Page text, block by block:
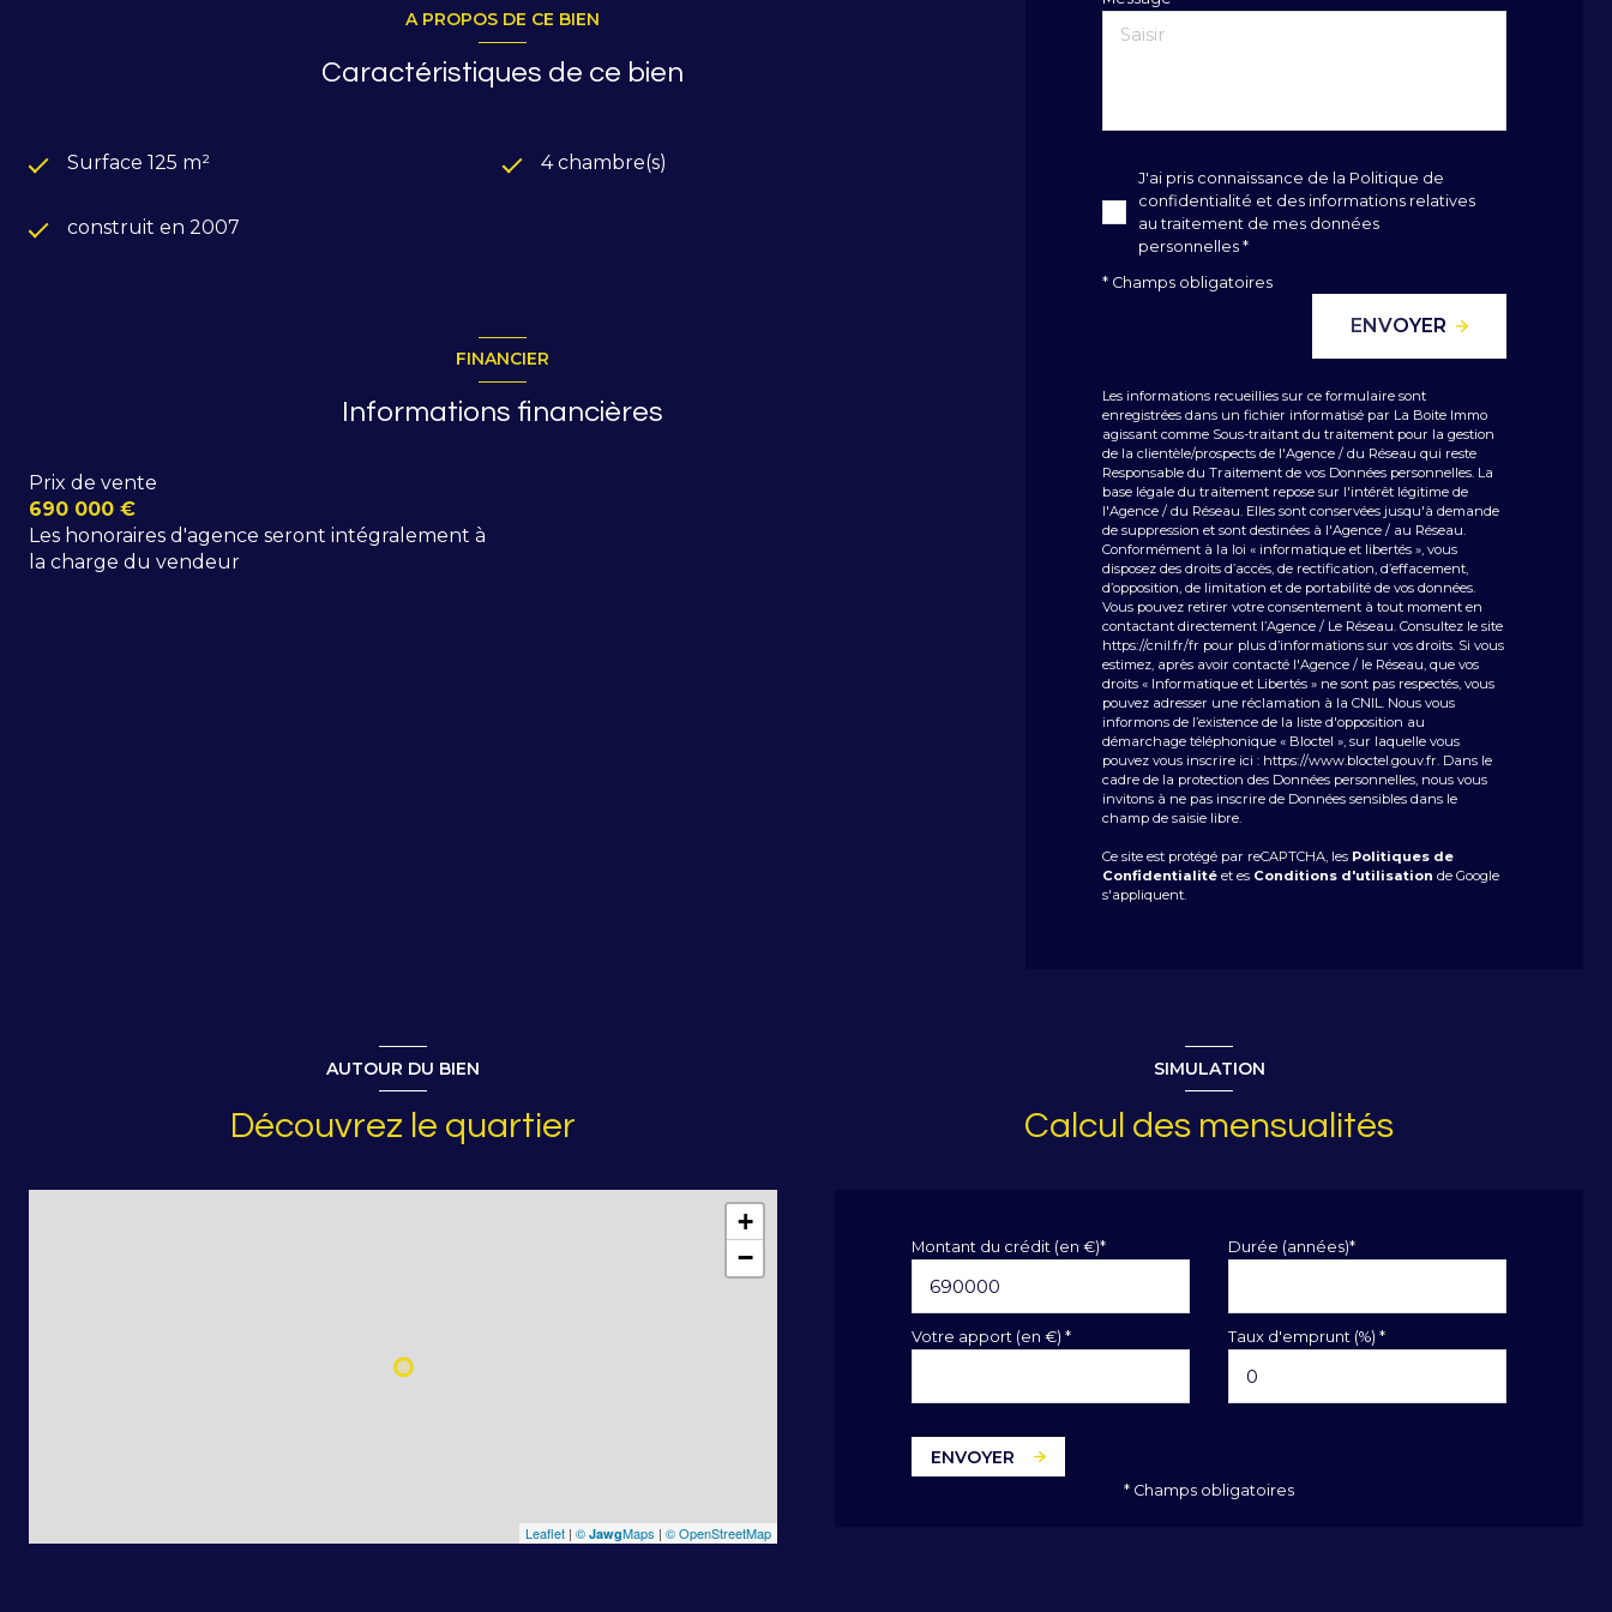
Comprenant : hall d'entrée, cuisine équipée ouverte sur salle à manger, salon avec poêle à bois
donnant un accès sur terrasse offrant une vue panoramique sur les montagnes catalanes, wc
2 chambres ont accès sur terrasse/jardin.
A PROPOS DE CE BIEN
Caractéristiques de ce bien
Surface 125 m² 4 chambre(s)
construit en 2007
FINANCIER
Informations financières
Prix de vente
690 000 €
Les honoraires d'agence seront intégralement à
la charge du vendeur
J'ai pris connaissance de la Politique de
confidentialité et des informations relatives
au traitement de mes données
personnelles *
* Champs obligatoires
ENVOYER
Les informations recueillies sur ce formulaire sont
enregistrées dans un fichier informatisé par La Boite Immo
agissant comme Sous-traitant du traitement pour la gestion
de la clientèle/prospects de l'Agence / du Réseau qui reste
Responsable du Traitement de vos Données personnelles. La
base légale du traitement repose sur l'intérêt légitime de
l'Agence / du Réseau. Elles sont conservées jusqu'à demande
de suppression et sont destinées à l'Agence / au Réseau.
Conformément à la loi « informatique et libertés », vous
disposez des droits d’accès, de rectification, d’effacement,
d’opposition, de limitation et de portabilité de vos données.
Vous pouvez retirer votre consentement à tout moment en
contactant directement l’Agence / Le Réseau. Consultez le site
https://cnil.fr/fr pour plus d’informations sur vos droits. Si vous
estimez, après avoir contacté l'Agence / le Réseau, que vos
droits « Informatique et Libertés » ne sont pas respectés, vous
pouvez adresser une réclamation à la CNIL. Nous vous
informons de l’existence de la liste d'opposition au
démarchage téléphonique « Bloctel », sur laquelle vous
pouvez vous inscrire ici : https://www.bloctel.gouv.fr . Dans le
cadre de la protection des Données personnelles, nous vous
invitons à ne pas inscrire de Données sensibles dans le
champ de saisie libre.
Ce site est protégé par reCAPTCHA, les Politiques de
Confidentialitéet es Conditions d'utilisation de Google
s'appliquent.
AUTOUR DU BIEN
Découvrez le quartier
+
−
Leaflet | © JawgMaps | © OpenStreetMap
SIMULATION
Calcul des mensualités
Montant du crédit (en €)* Durée (années)*
Votre apport (en €) * Taux d'emprunt (%) *
ENVOYER
* Champs obligatoires